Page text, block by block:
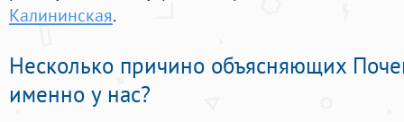
Калининская.
Несколько причино объясняющих
именно у нас?